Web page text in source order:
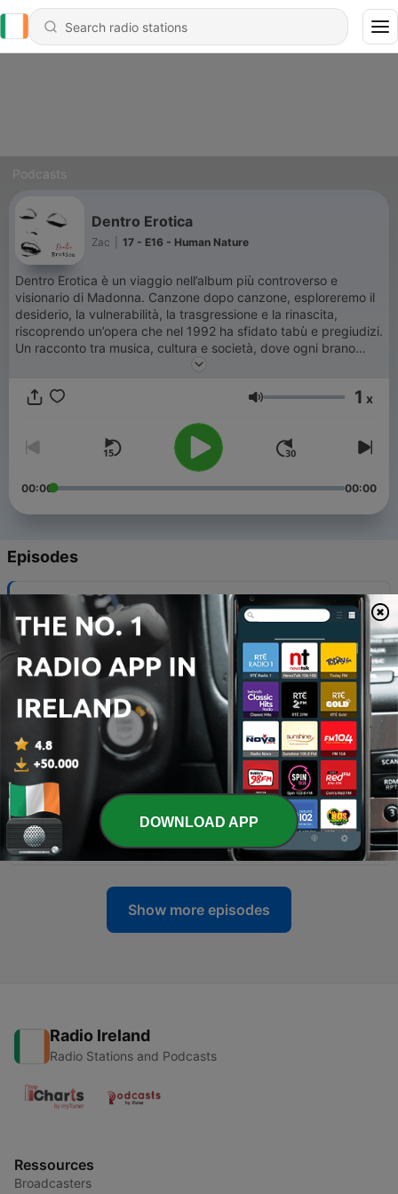
Podcasts
Dentro Erotica
Zac 17 - E16 - Human Nature
Dentro Erotica è un viaggio nell’album più controverso e
visionario di Madonna. Canzone dopo canzone, esploreremo il
desiderio, la vulnerabilità, la trasgressione e la rinascita,
riscoprendo un’opera che nel 1992 ha sfidato tabù e pregiudizi.
Un racconto tra musica, cultura e società, dove ogni brano
diventa un capitolo delle sfaccettature dell’amore — nelle sue
Volume 1 x
00:00 00:00
Episodes
17 - E16 - Human Nature
16 Dec 2025
16 E15 - Justify my Love
16 Dec 2025
- E14 - Secret Garden
08 Dec 2025
14 - E12 - In this Life
02 Dec 2025
13 - E12 - Why's it so hard?
02 Dec 2025
Show more episodes
Radio Ireland
Radio Stations and Podcasts
Ressources
Broadcasters
DOWNLOAD APP